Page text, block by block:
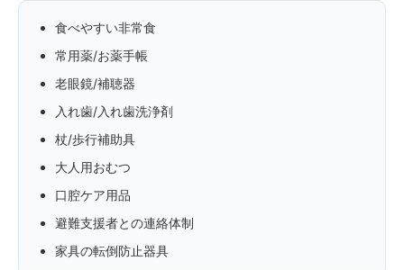
食べやすい非常食
常用薬/お薬手帳
老眼鏡/補聴器
入れ歯/入れ歯洗浄剤
杖/歩行補助具
大人用おむつ
口腔ケア用品
避難支援者との連絡体制
家具の転倒防止器具